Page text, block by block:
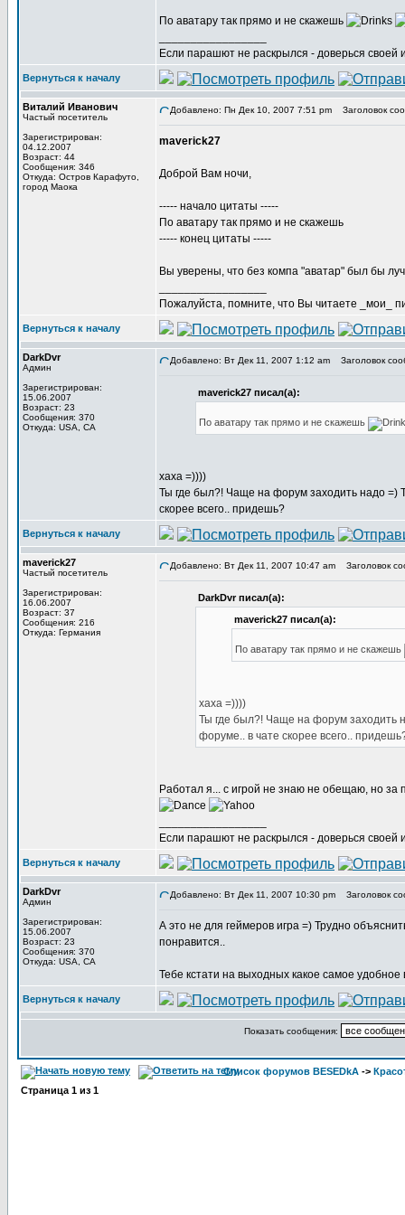
По аватару так прямо и не скажешь
Если парашют не раскрылся - доверься своей
Вернуться к началу
Виталий Иванович
Частый посетитель
Зарегистрирован:
04.12.2007
Возраст: 44
Сообщения: 346
Откуда: Остров Карафуто,
город Маока
Добавлено: Пн Дек 10, 2007 7:51 pm Заголовок
maverick27
Доброй Вам ночи,
----- начало цитаты -----
По аватару так прямо и не скажешь
----- конец цитаты -----
Вы уверены, что без компа "аватар" был бы
Пожалуйста, помните, что Вы читаете _мои_
Вернуться к началу
DarkDvr
Админ
Зарегистрирован:
15.06.2007
Возраст: 23
Сообщения: 370
Откуда: USA, CA
Добавлено: Вт Дек 11, 2007 1:12 am Заголовок
maverick27 писал(а):
По аватару так прямо и не скажешь
хаха =))))
Ты где был?! Чаще на форум заходить надо =)
скорее всего.. придешь?
Вернуться к началу
maverick27
Частый посетитель
Зарегистрирован:
16.06.2007
Возраст: 37
Сообщения: 216
Откуда: Германия
Добавлено: Вт Дек 11, 2007 10:47 am Заголовок
DarkDvr писал(а):
maverick27 писал(а):
По аватару так прямо и не скажешь
хаха =))))
Ты где был?! Чаще на форум заходить
форуме.. в чате скорее всего..
Работал я... с игрой не знаю не обещаю, но за
Если парашют не раскрылся - доверься своей
Вернуться к началу
DarkDvr
Админ
Зарегистрирован:
15.06.2007
Возраст: 23
Сообщения: 370
Откуда: USA, CA
Добавлено: Вт Дек 11, 2007 10:30 pm Заголовок
А это не для геймеров игра =) Трудно
понравится..
Тебе кстати на выходных какое самое удобное
Вернуться к началу
Показать сообщения:
Список форумов BESEDkA ->
Страница 1 из 1